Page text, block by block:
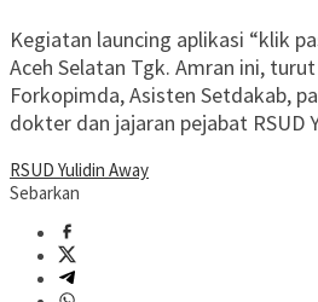
Kegiatan launcing aplikasi “klik
Aceh Selatan Tgk. Amran ini,
Forkopimda, Asisten Setdakab,
dokter dan jajaran pejabat RSUD
RSUD Yulidin Away
Sebarkan